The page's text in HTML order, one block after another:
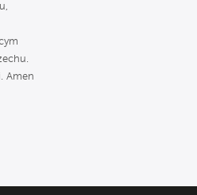
Amen